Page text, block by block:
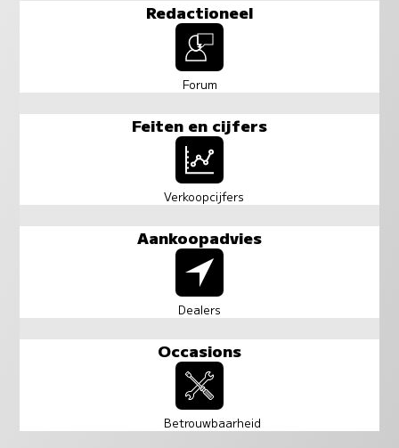
Redactioneel
Forum
Feiten en cijfers
Verkoopcijfers
Aankoopadvies
Dealers
Occasions
Betrouwbaarheid